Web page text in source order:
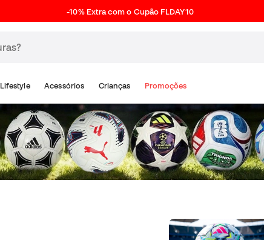
-10% Extra com o Cupão FLDAY10
Lifestyle Acessórios Crianças Promoções